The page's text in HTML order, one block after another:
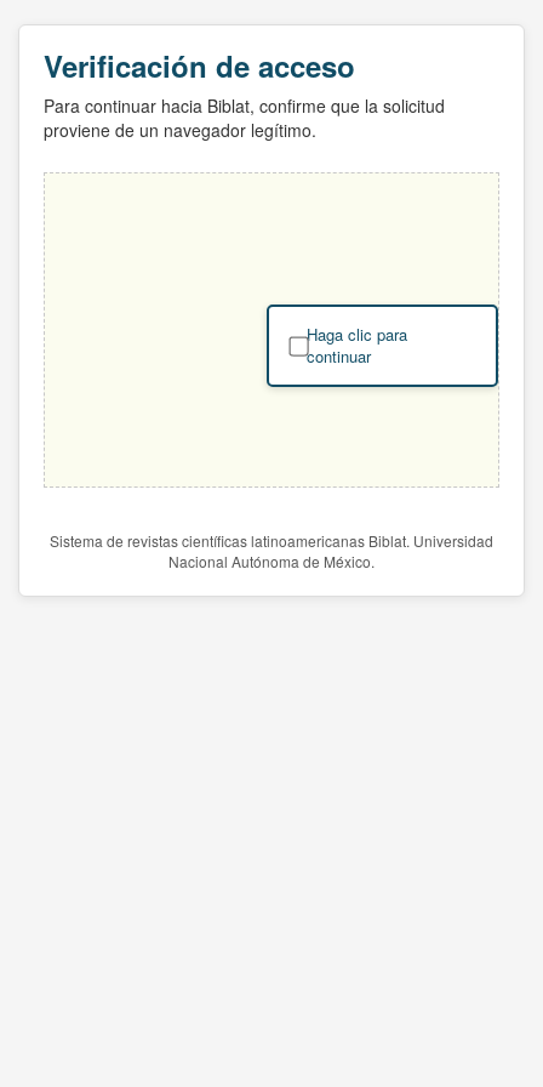
Verificación de acceso
Para continuar hacia Biblat, confirme que la solicitud
proviene de un navegador legítimo.
Haga clic para
continuar
Sistema de revistas científicas latinoamericanas Biblat. Universidad
Nacional Autónoma de México.